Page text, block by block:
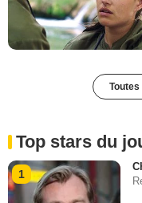
Top stars du
1